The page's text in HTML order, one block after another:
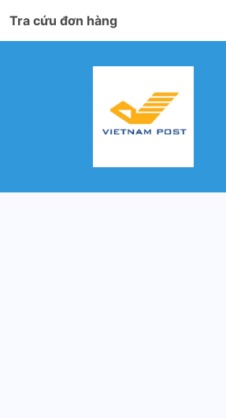
Tra cứu đơn hàng